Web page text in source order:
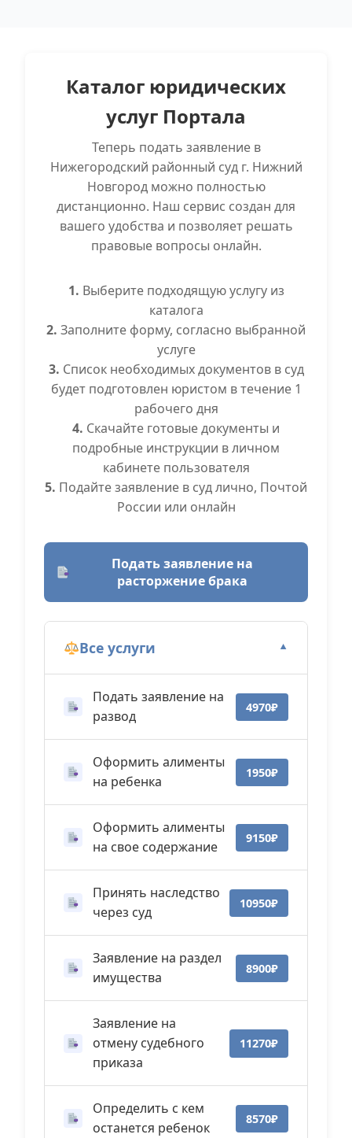
Каталог юридических
услуг Портала
Теперь подать заявление в
Нижегородский районный суд г. Нижний
Новгород можно полностью
дистанционно. Наш сервис создан для
вашего удобства и позволяет решать
правовые вопросы онлайн.
1. Выберите подходящую услугу из
каталога
2. Заполните форму, согласно выбранной
услуге
3. Список необходимых документов в суд
будет подготовлен юристом в течение 1
рабочего дня
4. Скачайте готовые документы и
подробные инструкции в личном
кабинете пользователя
5. Подайте заявление в суд лично, Почтой
России или онлайн
Подать заявление на
расторжение брака
Все услуги ▼
Подать заявление на
развод
4970₽
Оформить алименты
на ребенка
1950₽
Оформить алименты
на свое содержание
9150₽
Принять наследство
через суд
10950₽
Заявление на раздел
имущества
8900₽
Заявление на
отмену судебного
приказа
11270₽
Определить с кем
останется ребенок
8570₽